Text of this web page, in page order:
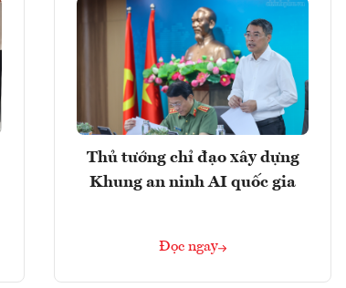
Thủ tướng chỉ đạo xây dựng
Khung an ninh AI quốc gia
Đọc ngay